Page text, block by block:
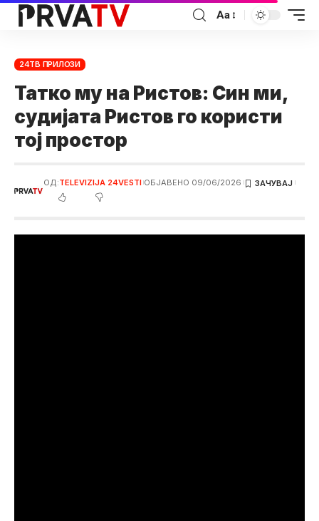
Аа
24ТВ ПРИЛОЗИ
Татко му на Ристов: Син ми,
судијата Ристов го користи
тој простор
ОД:TELEVIZIJA 24VESTI ОБЈАВЕНО 09/06/2026